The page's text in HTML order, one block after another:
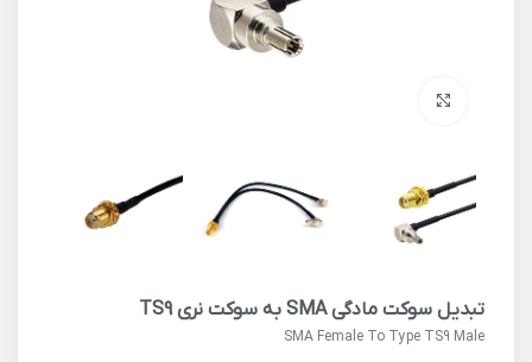
تبدیل سوکت مادگی SMA به سوکت نری TS9
SMA Female To Type TS9 Male